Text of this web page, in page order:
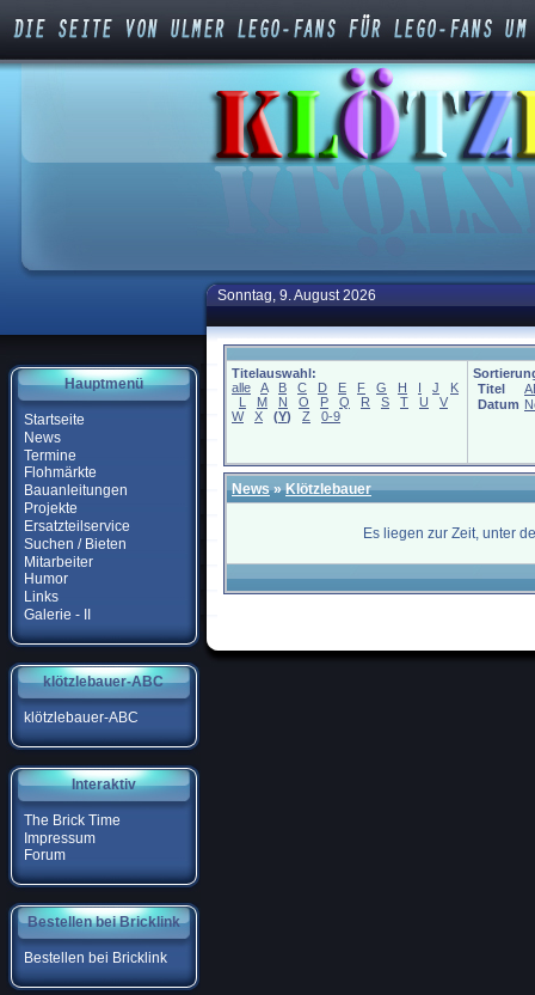
Hauptmenü
Startseite
News
Termine
Flohmärkte
Bauanleitungen
Projekte
Ersatzteilservice
Suchen / Bieten
Mitarbeiter
Humor
Links
Galerie - II
klötzlebauer-ABC
klötzlebauer-ABC
Interaktiv
The Brick Time
Impressum
Forum
Bestellen bei Bricklink
Bestellen bei Bricklink
Sonntag, 9. August 2026
Titelauswahl:
alle
A B C D E F G H I J
K
L
M N O P Q R S T U
V
W
X (Y) Z 0-9
Titel
Datum
News»Klötzlebauer
Es liegen zur Zeit, unter